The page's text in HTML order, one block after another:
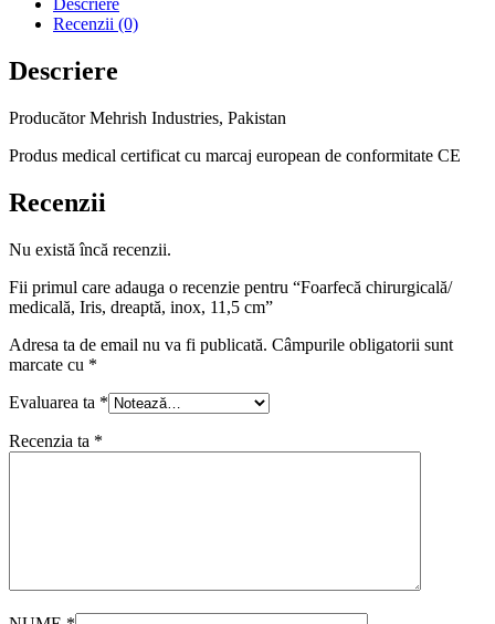
Recenzii (0)
Descriere
Producător Mehrish Industries, Pakistan
Produs medical certificat cu marcaj european de conformitate CE
Recenzii
Nu există încă recenzii.
Fii primul care adauga o recenzie pentru “Foarfecă chirurgicală/
medicală, Iris, dreaptă, inox, 11,5 cm”
Adresa ta de email nu va fi publicată. Câmpurile obligatorii sunt
marcate cu *
Evaluarea ta *
Recenzia ta *